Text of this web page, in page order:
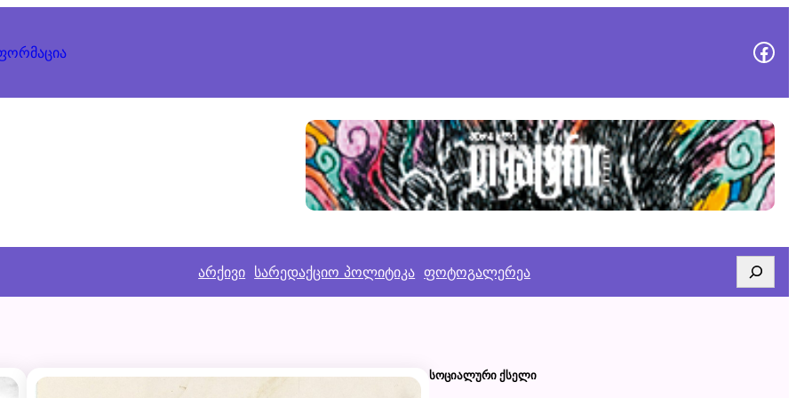
არქივი სარედაქციო პოლიტიკა ფოტოგალერეა Search
ᲡᲝᲪᲘᲐᲚᲣᲠᲘ ᲥᲡᲔᲚᲘ